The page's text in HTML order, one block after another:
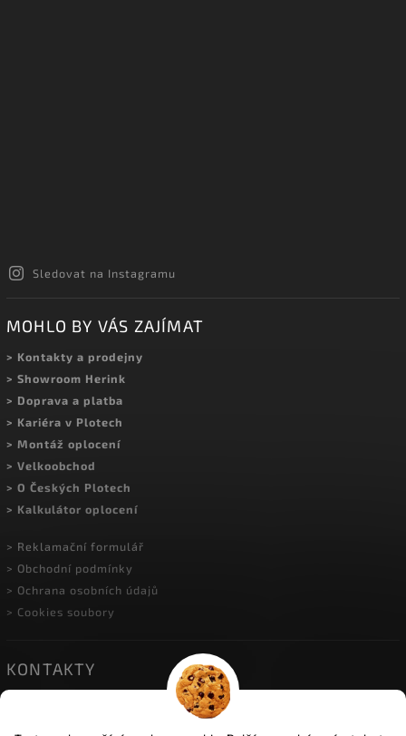
Sledovat na Instagramu
MOHLO BY VÁS ZAJÍMAT
> Kontakty a prodejny
> Showroom Herink
> Doprava a platba
> Kariéra v Plotech
> Montáž oplocení
> Velkoobchod
> O Českých Plotech
> Kalkulátor oplocení
> Reklamační formulář
> Obchodní podmínky
> Ochrana osobních údajů
> Cookies soubory
KONTAKTY
| Do Višňovky 10; 251 01 Herink
| +420 774 600 934